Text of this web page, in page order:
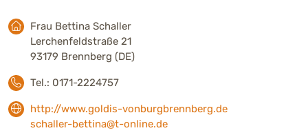
Frau Bettina Schaller
Lerchenfeldstraße 21
93179 Brennberg (DE)
Tel.: 0171-2224757
http://www.goldis-vonburgbrennberg.de
schaller-bettina@t-online.de